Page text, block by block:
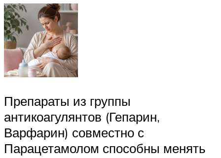
Препараты из группы
антикоагулянтов (Гепарин,
Варфарин) совместно с
Парацетамолом способны менять